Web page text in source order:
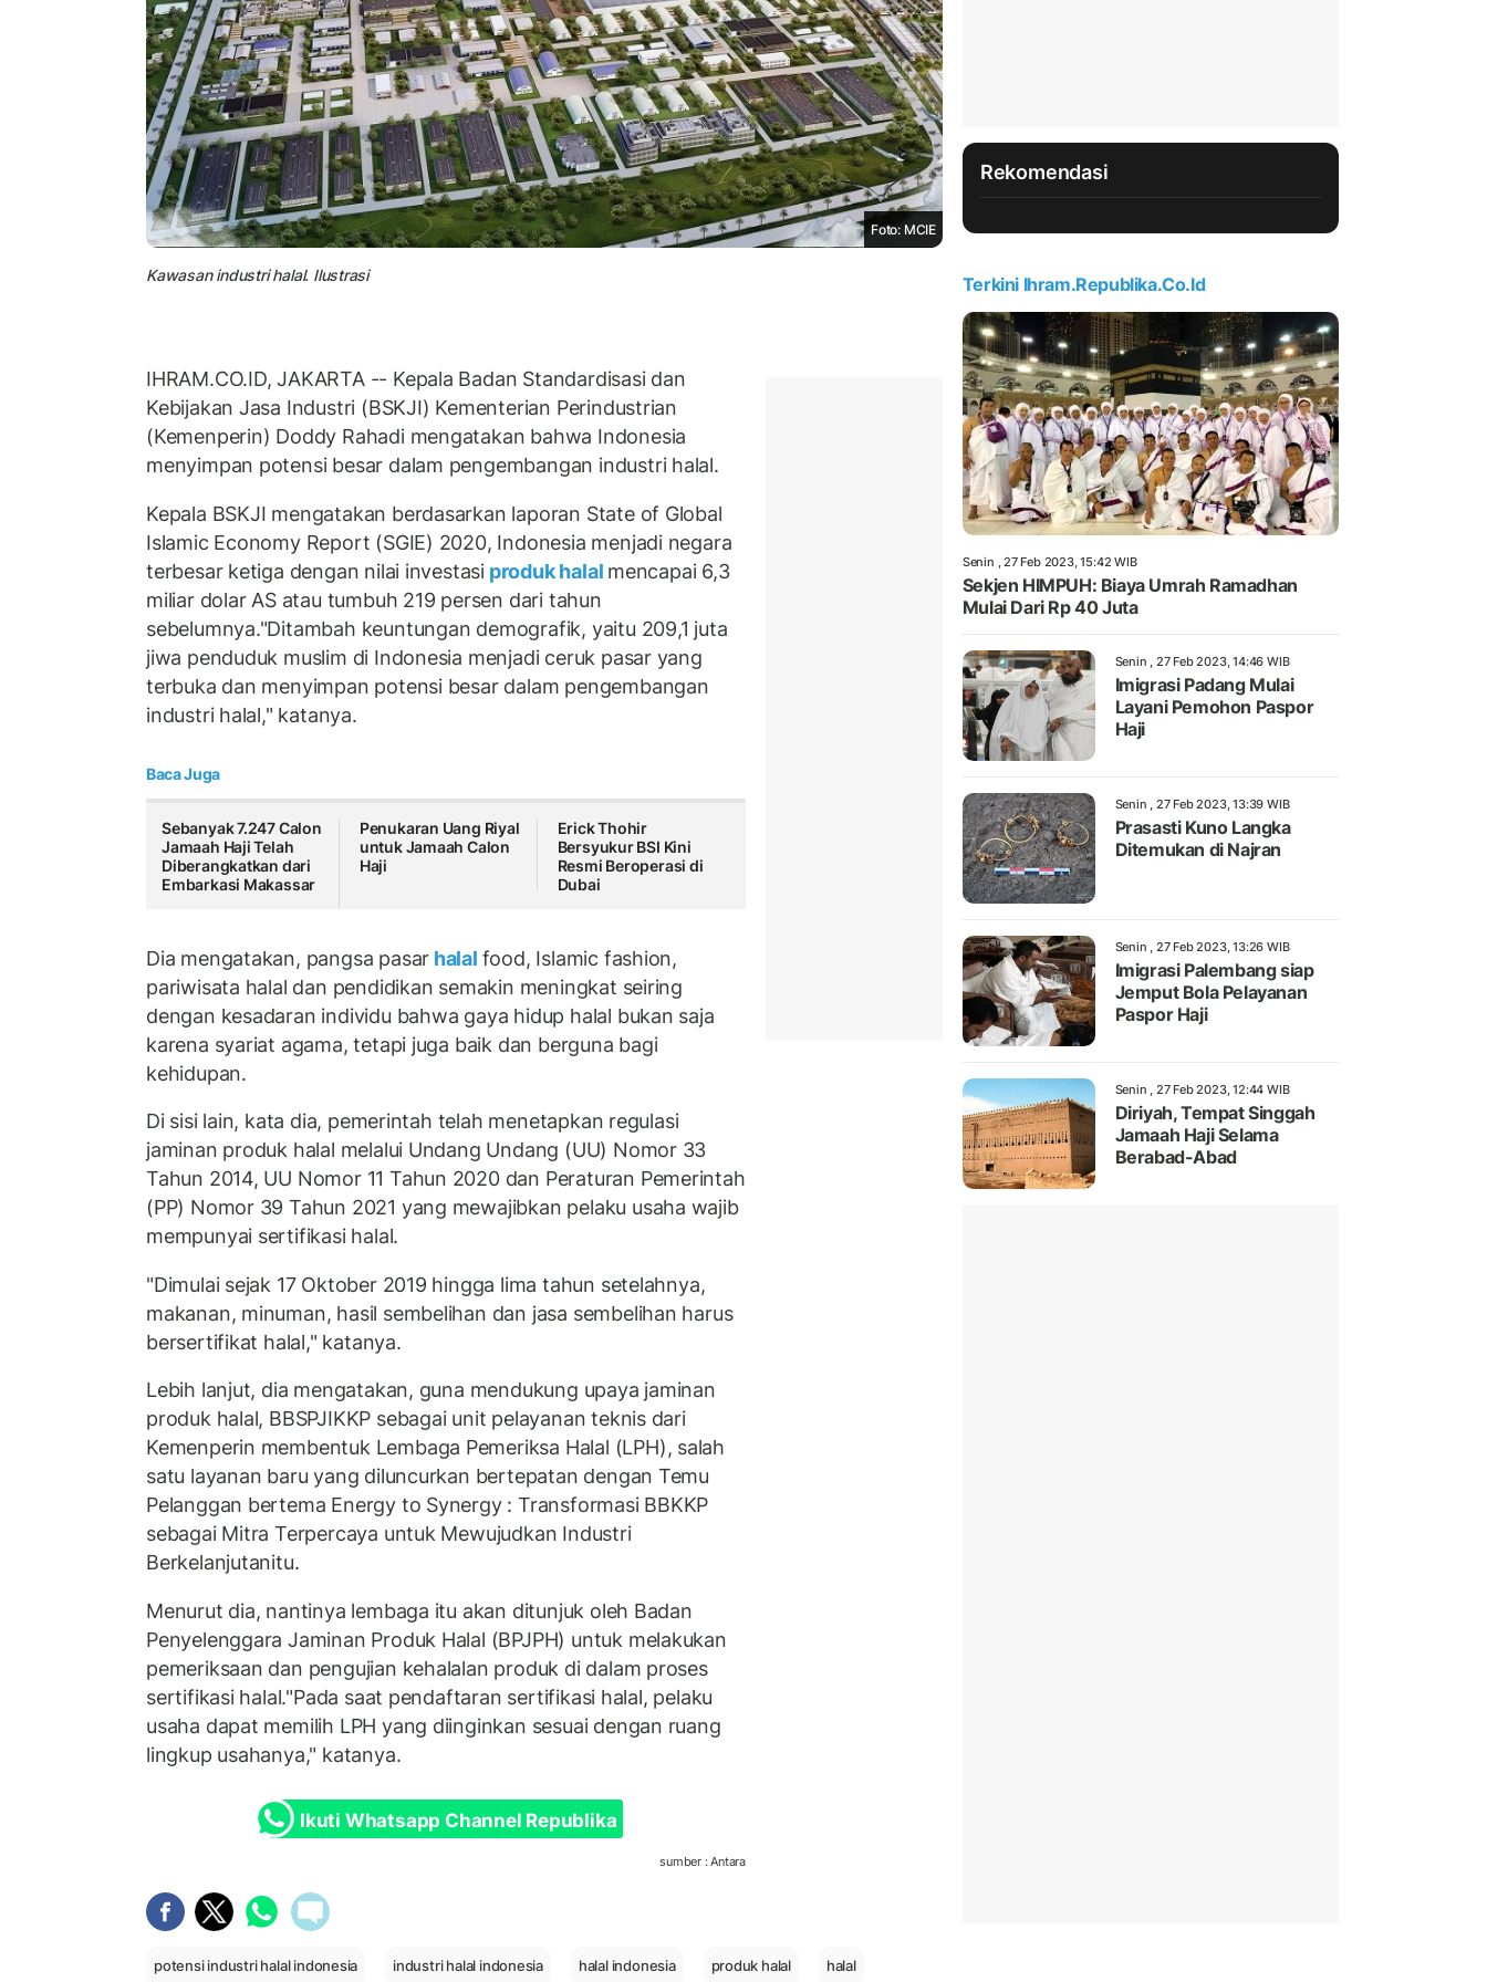
Foto: MCIE
Kawasan industri halal. Ilustrasi
IHRAM.CO.ID, JAKARTA -- Kepala Badan Standardisasi dan
Kebijakan Jasa Industri (BSKJI) Kementerian Perindustrian
(Kemenperin) Doddy Rahadi mengatakan bahwa Indonesia
menyimpan potensi besar dalam pengembangan industri halal.
Kepala BSKJI mengatakan berdasarkan laporan State of Global
Islamic Economy Report (SGIE) 2020, Indonesia menjadi negara
terbesar ketiga dengan nilai investasi produk halal mencapai 6,3
miliar dolar AS atau tumbuh 219 persen dari tahun
sebelumnya."Ditambah keuntungan demografik, yaitu 209,1 juta
jiwa penduduk muslim di Indonesia menjadi ceruk pasar yang
terbuka dan menyimpan potensi besar dalam pengembangan
industri halal," katanya.
Baca Juga
Sebanyak 7.247 Calon
Jamaah Haji Telah
Diberangkatkan dari
Embarkasi Makassar
Penukaran Uang Riyal
untuk Jamaah Calon
Haji
Erick Thohir
Bersyukur BSI Kini
Resmi Beroperasi di
Dubai
Dia mengatakan, pangsa pasar halal food, Islamic fashion,
pariwisata halal dan pendidikan semakin meningkat seiring
dengan kesadaran individu bahwa gaya hidup halal bukan saja
karena syariat agama, tetapi juga baik dan berguna bagi
kehidupan.
Di sisi lain, kata dia, pemerintah telah menetapkan regulasi
jaminan produk halal melalui Undang Undang (UU) Nomor 33
Tahun 2014, UU Nomor 11 Tahun 2020 dan Peraturan Pemerintah
(PP) Nomor 39 Tahun 2021 yang mewajibkan pelaku usaha wajib
mempunyai sertifikasi halal.
"Dimulai sejak 17 Oktober 2019 hingga lima tahun setelahnya,
makanan, minuman, hasil sembelihan dan jasa sembelihan harus
bersertifikat halal," katanya.
Lebih lanjut, dia mengatakan, guna mendukung upaya jaminan
produk halal, BBSPJIKKP sebagai unit pelayanan teknis dari
Kemenperin membentuk Lembaga Pemeriksa Halal (LPH), salah
satu layanan baru yang diluncurkan bertepatan dengan Temu
Pelanggan bertema Energy to Synergy : Transformasi BBKKP
sebagai Mitra Terpercaya untuk Mewujudkan Industri
Berkelanjutanitu.
Menurut dia, nantinya lembaga itu akan ditunjuk oleh Badan
Penyelenggara Jaminan Produk Halal (BPJPH) untuk melakukan
pemeriksaan dan pengujian kehalalan produk di dalam proses
sertifikasi halal."Pada saat pendaftaran sertifikasi halal, pelaku
usaha dapat memilih LPH yang diinginkan sesuai dengan ruang
lingkup usahanya," katanya.
Ikuti Whatsapp Channel Republika
sumber : Antara
potensi industri halal indonesia industri halal indonesia halal indonesia produk halal halal
Rekomendasi
Terkini Ihram.republika.co.id
Senin , 27 Feb 2023, 15:42 WIB
Sekjen HIMPUH: Biaya Umrah Ramadhan
Mulai Dari Rp 40 Juta
Senin , 27 Feb 2023, 14:46 WIB
Imigrasi Padang Mulai
Layani Pemohon Paspor
Haji
Senin , 27 Feb 2023, 13:39 WIB
Prasasti Kuno Langka
Ditemukan di Najran
Senin , 27 Feb 2023, 13:26 WIB
Imigrasi Palembang siap
Jemput Bola Pelayanan
Paspor Haji
Senin , 27 Feb 2023, 12:44 WIB
Diriyah, Tempat Singgah
Jamaah Haji Selama
Berabad-Abad